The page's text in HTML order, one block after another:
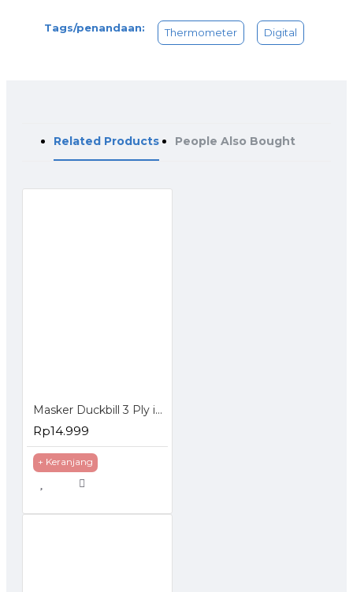
Tags/penandaan: Thermometer Digital
Related Products People Also Bought
Masker Duckbill 3 Ply isi 50 Pcs Dewasa Duck Bill Mask
Rp14.999
+ Keranjang